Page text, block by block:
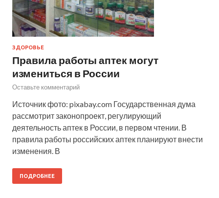
ЗДОРОВЬЕ
Правила работы аптек могут
измениться в России
Оставьте комментарий
Источник фото: pixabay.com Государственная дума
рассмотрит законопроект, регулирующий
деятельность аптек в России, в первом чтении. В
правила работы российских аптек планируют внести
изменения. В
ПОДРОБНЕЕ